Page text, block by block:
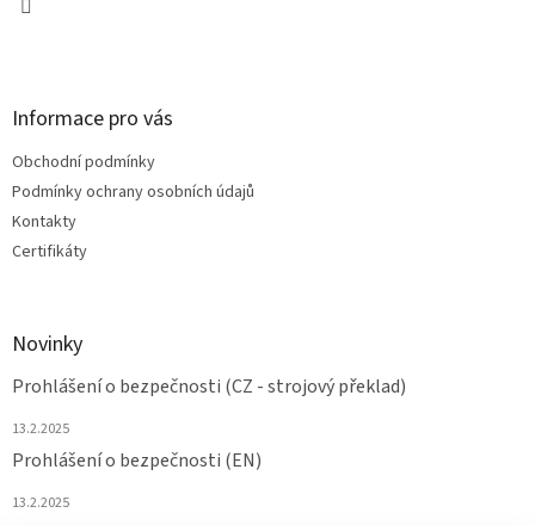
Informace pro vás
Obchodní podmínky
Podmínky ochrany osobních údajů
Kontakty
Certifikáty
Novinky
Prohlášení o bezpečnosti (CZ - strojový překlad)
13.2.2025
Prohlášení o bezpečnosti (EN)
13.2.2025